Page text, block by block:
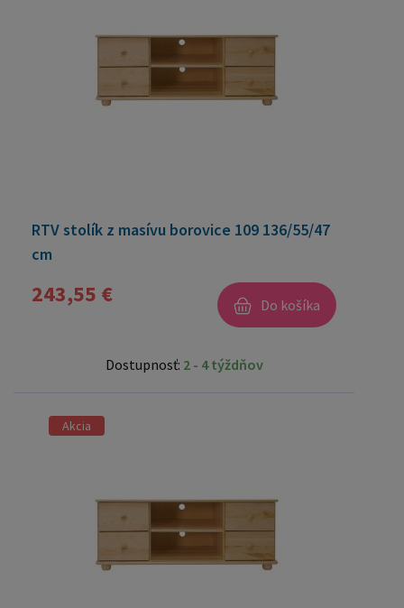
RTV stolík z masívu borovice 109 136/55/47
cm
243,55 € Do košíka
Dostupnosť: 2 - 4 týždňov
Akcia